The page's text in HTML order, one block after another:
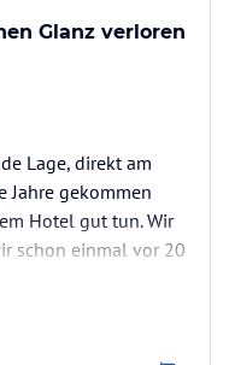
Glanz verloren
Lage, direkt am
Jahre gekommen
Hotel gut tun. Wir
schon einmal vor 20